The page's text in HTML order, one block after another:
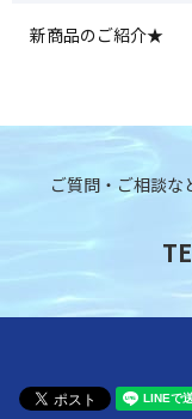
新商品のご紹介★
ご質問・ご相談な